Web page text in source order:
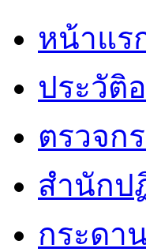
หน้าแร
ประวัติ
ตรวจก
สำนักป
กระดา